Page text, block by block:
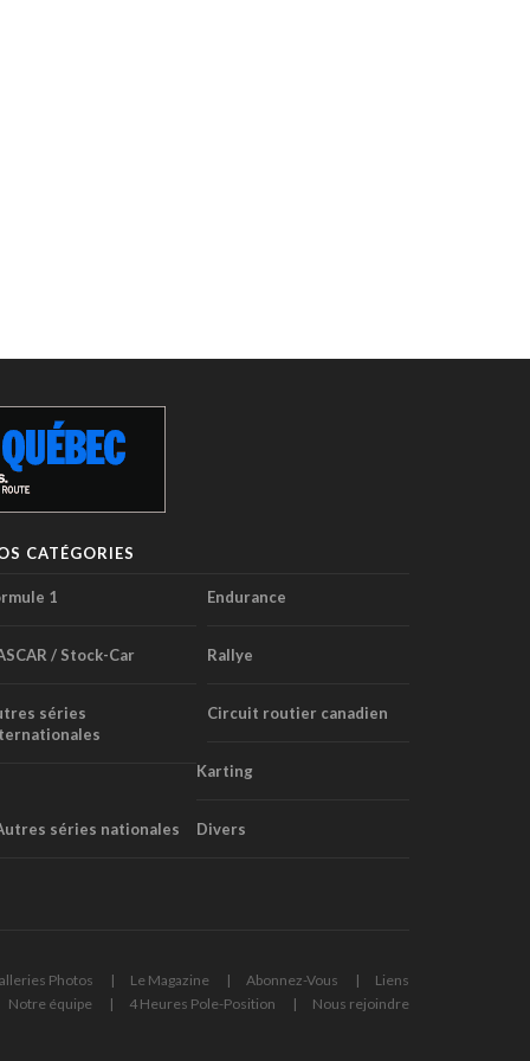
CATÉGORIES
1 Endurance
/ Stock-Car Rallye
séries
Circuit routier canadien
Karting
séries nationales Divers
Photos Le Magazine Abonnez-Vous
Liens
Notre équipe
4 Heures Pole-Position Nous rejoindre